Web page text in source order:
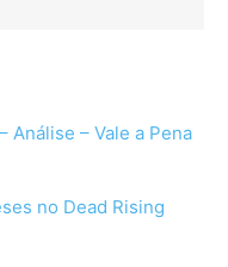
Análise – Vale a Pena
no Dead Rising